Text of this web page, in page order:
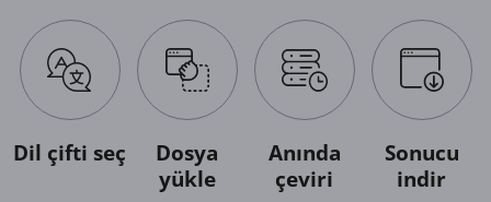
Dil çifti seç
Dosya
yükle
Anında
çeviri
Sonucu
indir